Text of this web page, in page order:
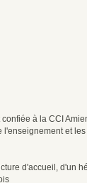
à la CCI
et
d'accueil, d'un